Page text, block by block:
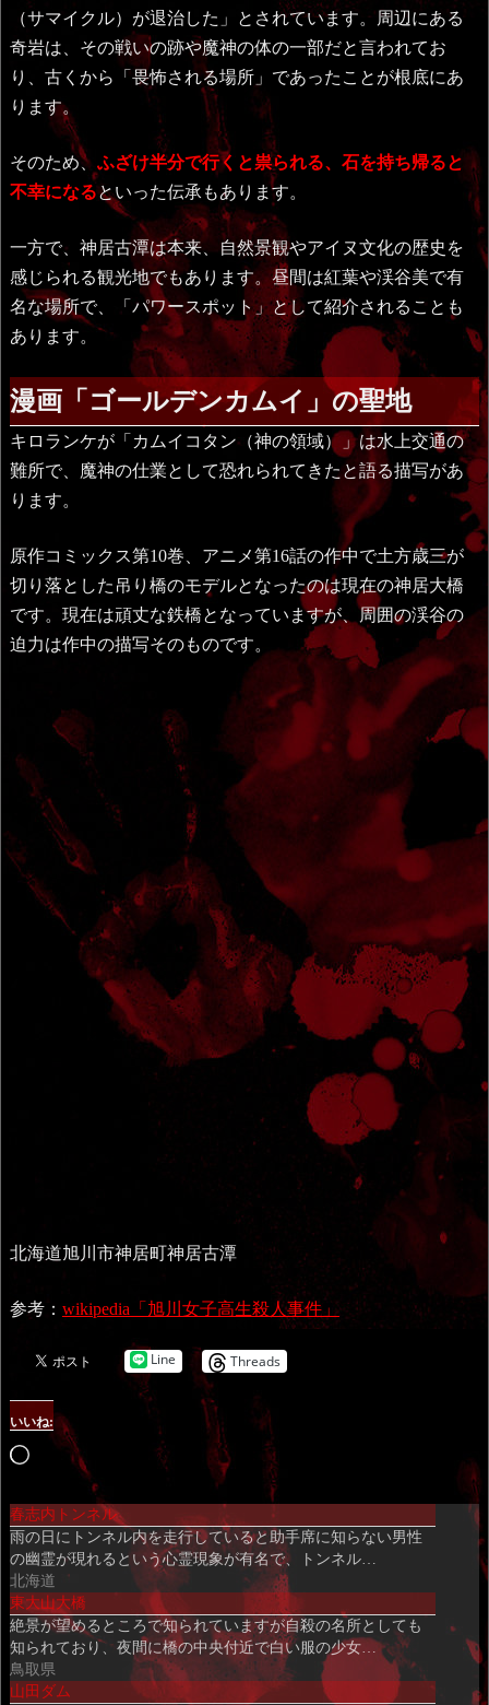
（サマイクル）が退治した」とされています。周辺にある
奇岩は、その戦いの跡や魔神の体の一部だと言われてお
り、古くから「畏怖される場所」であったことが根底にあ
ります。
そのため、 ふざけ半分で行くと祟られる、石を持ち帰ると
不幸になるといった伝承もあります。
一方で、神居古潭は本来、自然景観やアイヌ文化の歴史を
感じられる観光地でもあります。昼間は紅葉や渓谷美で有
名な場所で、「パワースポット」として紹介されることも
あります。
漫画「ゴールデンカムイ」の聖地
キロランケが「カムイコタン（神の領域）」は水上交通の
難所で、魔神の仕業として恐れられてきたと語る描写があ
ります。
原作コミックス第10巻、アニメ第16話の作中で土方歳三が
切り落とした吊り橋のモデルとなったのは現在の神居大橋
です。現在は頑丈な鉄橋となっていますが、周囲の渓谷の
迫力は作中の描写そのものです。
北海道旭川市神居町神居古潭
参考： wikipedia「旭川女子高生殺人事件」
Line Threads
いいね:
読
込
み
中…
春志内トンネル
雨の日にトンネル内を走行していると助手席に知らない男性
の幽霊が現れるという心霊現象が有名で、トンネル…
北海道
東大山大橋
絶景が望めるところで知られていますが自殺の名所としても
知られており、夜間に橋の中央付近で白い服の少女…
鳥取県
山田ダム